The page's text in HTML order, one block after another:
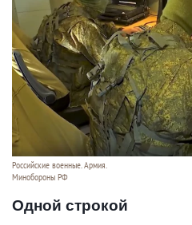
Российские военные. Армия.
Минобороны РФ
Одной строкой